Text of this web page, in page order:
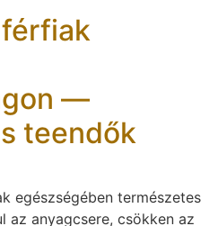
—
teendők
egészségében természetes
az anyagcsere, csökken az